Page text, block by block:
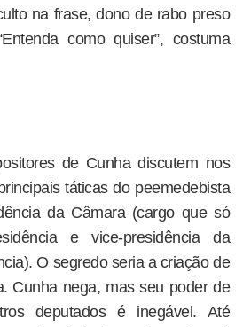
na frase, dono de rabo preso
como quiser”, costuma
de Cunha discutem nos
táticas do peemedebista
da Câmara (cargo que só
e vice-presidência da
O segredo seria a criação de
Cunha nega, mas seu poder de
deputados é inegável. Até